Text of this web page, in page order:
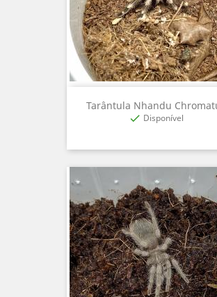
Tarântula Nhandu
 Disponível